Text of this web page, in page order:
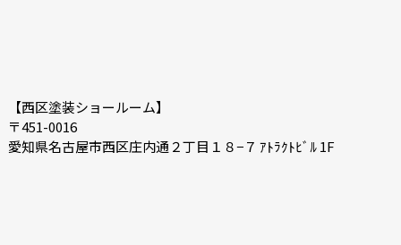
【西区塗装ショールーム】
〒451-0016
愛知県名古屋市西区庄内通２丁目１８−７ ｱﾄﾗｸﾄﾋﾞﾙ 1F